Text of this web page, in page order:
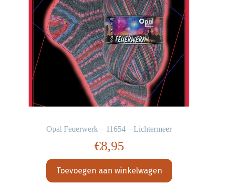
Opal Feuerwerk – 11654 – Lichtermeer
€8,95
Toevoegen aan winkelwagen